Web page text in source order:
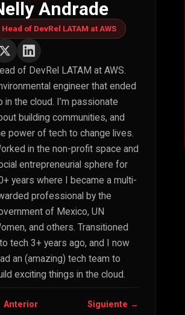
Andrade
Head of DevRel LATAM at AWS
of DevRel LATAM at AWS.
engineer that ended
in the cloud. I’m passionate
building communities, and
power of tech to change lives.
in the non-profit space and
entrepreneurial sphere for
years where I became a multi-
professional by the
of Mexico, UN
and others. Transitioned
tech 3+ years ago, and I now
an (amazing) tech team to
exciting things in the cloud.
Anterior Siguiente →